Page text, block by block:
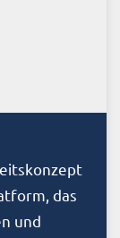
das
und